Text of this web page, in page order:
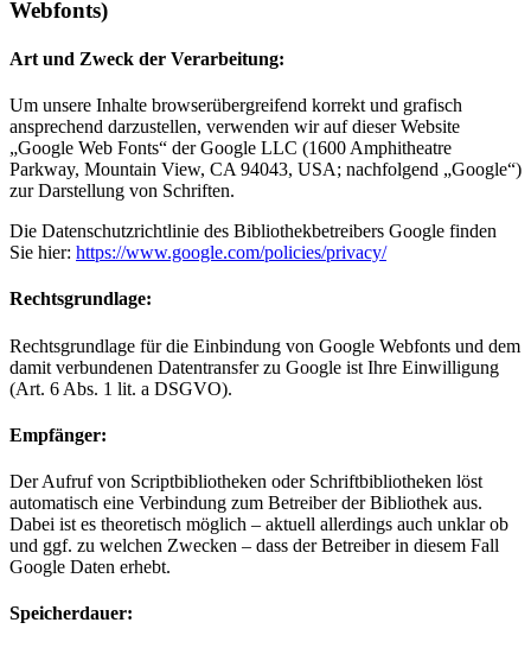
Webfonts)
Art und Zweck der Verarbeitung:
Um unsere Inhalte browserübergreifend korrekt und grafisch
ansprechend darzustellen, verwenden wir auf dieser Website
„Google Web Fonts“ der Google LLC (1600 Amphitheatre
Parkway, Mountain View, CA 94043, USA; nachfolgend „Google“)
zur Darstellung von Schriften.
Die Datenschutzrichtlinie des Bibliothekbetreibers Google finden
Sie hier: https://www.google.com/policies/privacy/
Rechtsgrundlage:
Rechtsgrundlage für die Einbindung von Google Webfonts und dem
damit verbundenen Datentransfer zu Google ist Ihre Einwilligung
(Art. 6 Abs. 1 lit. a DSGVO).
Empfänger:
Der Aufruf von Scriptbibliotheken oder Schriftbibliotheken löst
automatisch eine Verbindung zum Betreiber der Bibliothek aus.
Dabei ist es theoretisch möglich – aktuell allerdings auch unklar ob
und ggf. zu welchen Zwecken – dass der Betreiber in diesem Fall
Google Daten erhebt.
Speicherdauer: